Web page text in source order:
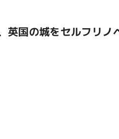
英国の城をセルフリ